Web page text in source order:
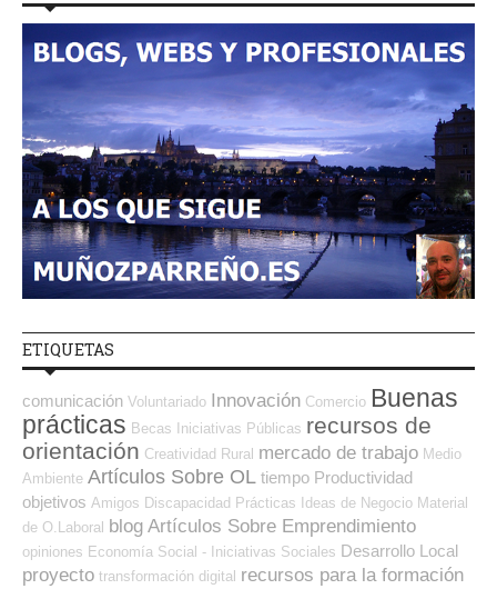
ETIQUETAS
comunicación Voluntariado Innovación Comercio Buenas
prácticas Becas Iniciativas Públicas recursos de
orientación Creatividad Rural mercado de trabajo Medio
Ambiente Artículos Sobre OL tiempo Productividad
objetivos Amigos Discapacidad Prácticas Ideas de Negocio Material
de O.Laboral blog Artículos Sobre Emprendimiento
opiniones Economía Social - Iniciativas Sociales Desarrollo Local
proyecto transformación digital recursos para la formación